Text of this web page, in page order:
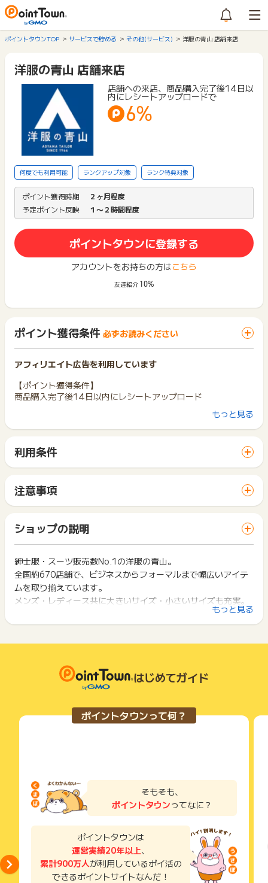
ポイントタウンTOP サービスで貯める その他(サービス) 洋服の青山 店舗来店
洋服の青山 店舗来店
店舗への来店、商品購入完了後14日以
内にレシートアップロードで
6%
何度でも利用可能 ランクアップ対象 ランク特典対象
ポイント獲得時期
２ヶ月程度
予定ポイント反映
１〜２時間程度
ポイントタウンに登録する
アカウントをお持ちの方はこちら
友達紹介 10%
ポイント獲得条件 必ずお読みください
アフィリエイト広告を利用しています
【ポイント獲得条件】
商品購入完了後14日以内にレシートアップロード
※店舗リスト以外からの購入
※購入から15日以上経過したレシート
※商品購入後、キャンセル・返品がされた場合
【お問い合わせ必要情報】
店舗名＋購入日＋店舗コード＋取引No
※取引Noは、レシート下にあるレジNoの横にある7桁の数字
レシート画像を添付いただくとスムーズです
※ポイントに関するお問い合わせは、ポイントタウンのサポート
お問い合わせをした場合、ポイント獲得対象外となる場合がご
ざいます。
もっと見る
利用条件
サイトに移動してからお申し込みやお買い物が完了するまでの
間に、同じブラウザ（※）で他のサイトに移動した場合はポイン
ト獲得ができません。
「 サイトへ行ってポイントGET 」ボタンを押した時とサービ
ス・お買い物利用時で、デバイス・ブラウザが異なる場合はポ
イント獲得ができません。
2回以上同じお買い物・サービスをご利用される場合は、毎回
ポイントタウンに戻り、「 サイトへ行ってポイントGET 」ボ
タンを押してからご利用ください。
下記の事項に該当する場合、広告主側で対象外とみなし、「獲
い物を複数回ご利用された場合
て一度でも同サービス・お買い物を利用されたことがある場合
ご利用前には、Cookieの削除をおこなっていただくことを推奨
サービス・お買い物利用時にお電話など2つ以上の申し込み方
法がある場合、必ずサイト上のWEBフォームからお申し込みく
了などのメールは、ポイント獲得するまで必ず保管してくださ
獲得待ち・獲得失敗の状態でお問い合わせされる際に、該当の
メールを送っていただく場合がございます。
そのため、紛失・破棄された場合は対応いたしかねますので、
ご注意ください。
(※) SafariやChromeなどwebサイトを表示するアプリのこと
注意事項
一部のサービスにつきましては、1商品につき10円単位の金額
は切り捨てとなります。
ポイント獲得が1ポイント未満のものは切り捨てとなり、ポイ
ント履歴には記載されません。
原則として広告主側のポイント等を利用して支払われた金額分
につきましては、ポイントタウンのポイント獲得の対象には含
まれません。
広告主が運営しているサービスの都合もしくは会員様の都合で
商品の交換や一部でもキャンセルされた場合、ポイントが無効
になる可能性もございます。
条件を達成しているかどうかは各広告主ではなく、代理店が行
っているため、広告主はポイントに関する詳細を把握しており
そのため、ポイントタウンのポイントに関するお問い合わせを
広告主様に直接行わないようお願いいたします。
ショップの説明
紳士服・スーツ販売数No.1の洋服の青山。
全国約670店舗で、ビジネスからフォーマルまで幅広いアイテ
ムを取り揃えています。
メンズ・レディース共に大きいサイズ・小さいサイズも充実。
熟練スタッフが採寸からコーディネートまで丁寧にサポートし
ます。
もっと見る
はじめてガイド
ポイントタウンって何？
そもそも、
ポイントタウンってなに？
ポイントタウンは
運営実績20年以上、
累計900万人が利用しているポイ活の
できるポイントサイトなんだ！